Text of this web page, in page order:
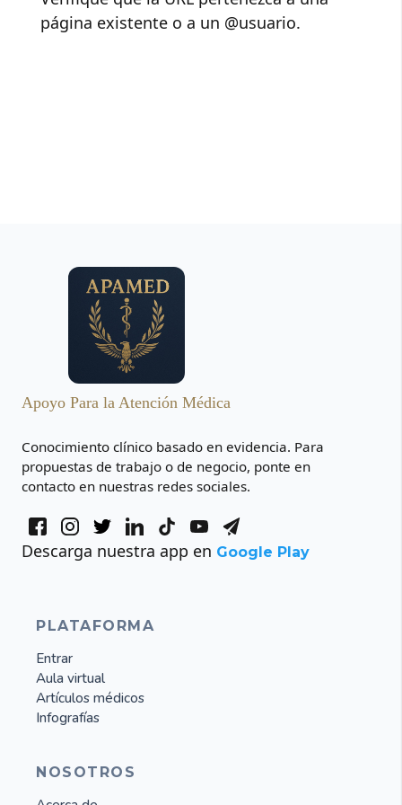
página existente o a un @usuario.
Apoyo Para la Atención Médica
Conocimiento clínico basado en evidencia. Para
propuestas de trabajo o de negocio, ponte en
contacto en nuestras redes sociales.
Descarga nuestra app en Google Play
PLATAFORMA
Entrar
Aula virtual
Artículos médicos
Infografías
NOSOTROS